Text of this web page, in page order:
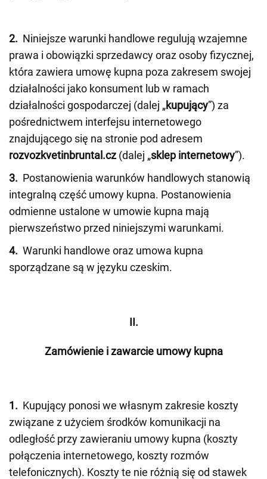
2. Niniejsze warunki handlowe regulują wzajemne
prawa i obowiązki sprzedawcy oraz osoby fizycznej,
która zawiera umowę kupna poza zakresem swojej
działalności jako konsument lub w ramach
działalności gospodarczej (dalej „kupujący”) za
pośrednictwem interfejsu internetowego
znajdującego się na stronie pod adresem
rozvozkvetinbruntal.cz (dalej „sklep internetowy”).
3. Postanowienia warunków handlowych stanowią
integralną część umowy kupna. Postanowienia
odmienne ustalone w umowie kupna mają
pierwszeństwo przed niniejszymi warunkami.
4. Warunki handlowe oraz umowa kupna
sporządzane są w języku czeskim.
II.
Zamówienie i zawarcie umowy kupna
1. Kupujący ponosi we własnym zakresie koszty
związane z użyciem środków komunikacji na
odległość przy zawieraniu umowy kupna (koszty
połączenia internetowego, koszty rozmów
telefonicznych). Koszty te nie różnią się od stawek